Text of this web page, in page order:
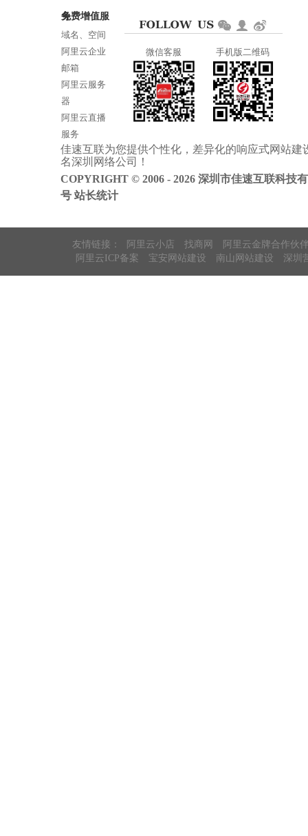
邮箱：services@jiasuweb.com
免费增值服务
域名、空间
阿里云企业
邮箱
阿里云服务
器
阿里云直播
服务
阿里云ICP备
案
微信客服 手机版二维码
佳速互联为您提供个性化，差异化的响应式网站建
名深圳网络公司
！
COPYRIGHT © 2006 - 2026 深圳市佳速互联科技
号 站长统计
友情链接： 阿里云小店 找商网
阿里云金牌合作伙
阿里云ICP备案
宝安网站建设 南山网站建设 深圳